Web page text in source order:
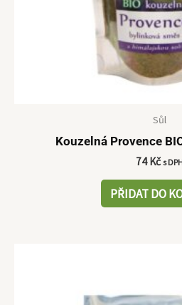
Sůl
Kouzelná Provence
74Kč s
PŘIDAT DO